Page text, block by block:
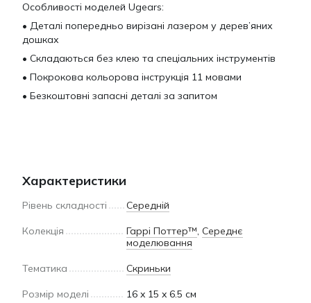
Особливості моделей Ugears:
• Деталі попередньо вирізані лазером у дерев’яних
дошках
• Складаються без клею та спеціальних інструментів
• Покрокова кольорова інструкція 11 мовами
• Безкоштовні запасні деталі за запитом
Характеристики
Рівень складності Середній
Колекція Гаррі Поттер™, Середнє
моделювання
Тематика Скриньки
Розмір моделі 16 x 15 x 6.5 см